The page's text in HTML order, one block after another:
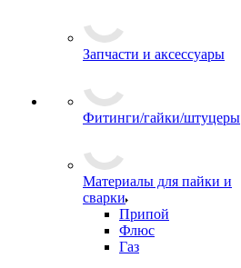
Запчасти и аксессуары
Фитинги/гайки/штуцеры
Материалы для пайки и
сварки
Припой
Флюс
Газ